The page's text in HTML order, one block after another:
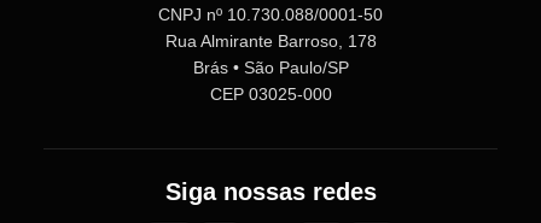
CNPJ nº 10.730.088/0001-50
Rua Almirante Barroso, 178
Brás • São Paulo/SP
CEP 03025-000
Siga nossas redes